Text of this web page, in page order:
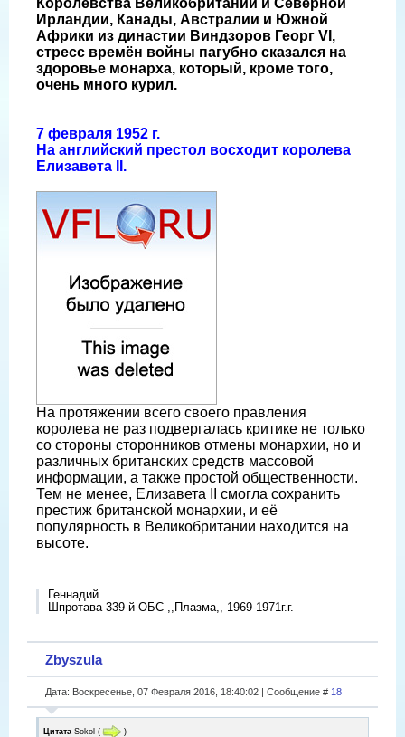
Королевства Великобритании и Северной
Ирландии, Канады, Австралии и Южной
Африки из династии Виндзоров Георг VI,
стресс времён войны пагубно сказался на
здоровье монарха, который, кроме того,
очень много курил.
7 февраля 1952 г.
На английский престол восходит королева
Елизавета II.
На протяжении всего своего правления
королева не раз подвергалась критике не только
со стороны сторонников отмены монархии, но и
различных британских средств массовой
информации, а также простой общественности.
Тем не менее, Елизавета II смогла сохранить
престиж британской монархии, и её
популярность в Великобритании находится на
высоте.
Геннадий
Шпротава 339-й ОБС ,,Плазма,, 1969-1971г.г.
Zbyszula
Дата: Воскресенье, 07 Февраля 2016, 18:40:02 | Сообщение # 18
Цитата Sokol ( )